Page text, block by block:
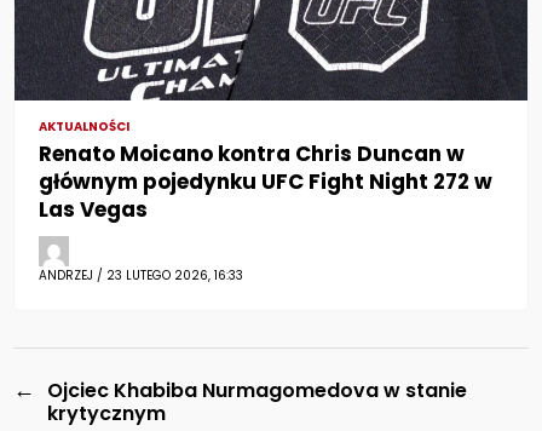
AKTUALNOŚCI
Renato Moicano kontra Chris Duncan w
głównym pojedynku UFC Fight Night 272 w
Las Vegas
ANDRZEJ / 23 LUTEGO 2026, 16:33
←
Ojciec Khabiba Nurmagomedova w stanie
krytycznym